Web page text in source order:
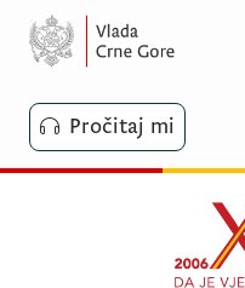
Pročitaj mi